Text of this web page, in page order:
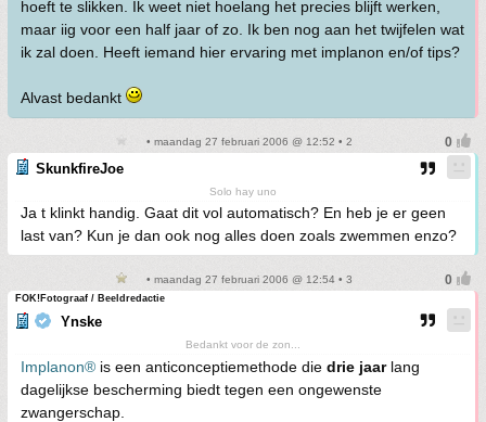
hoeft te slikken. Ik weet niet hoelang het precies blijft werken,
maar iig voor een half jaar of zo. Ik ben nog aan het twijfelen wat
ik zal doen. Heeft iemand hier ervaring met implanon en/of tips?
Alvast bedankt
• maandag 27 februari 2006 @ 12:52 • 2
SkunkfireJoe
Solo hay uno
Ja t klinkt handig. Gaat dit vol automatisch? En heb je er geen
last van? Kun je dan ook nog alles doen zoals zwemmen enzo?
• maandag 27 februari 2006 @ 12:54 • 3
FOK!Fotograaf / Beeldredactie
Ynske
Bedankt voor de zon...
Implanon® is een anticonceptiemethode die drie jaarlang
dagelijkse bescherming biedt tegen een ongewenste
zwangerschap.